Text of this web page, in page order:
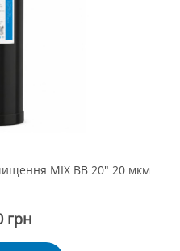
MIX BB 20" 20 мкм
грн